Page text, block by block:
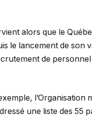
alors que le
le lancement de son
de
l’Organisation
une liste des 55